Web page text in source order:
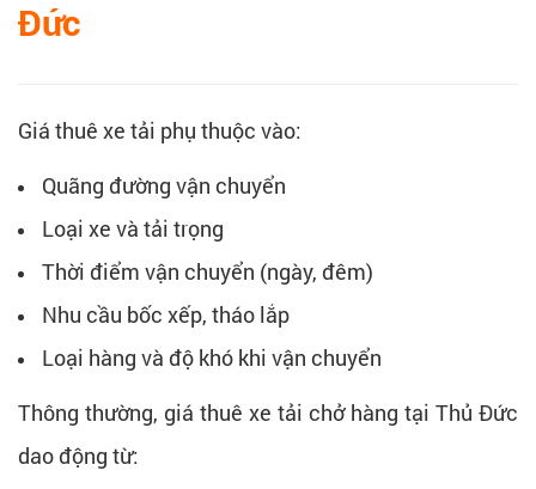
Đức
Giá thuê xe tải phụ thuộc vào:
Quãng đường vận chuyển
Loại xe và tải trọng
Thời điểm vận chuyển (ngày, đêm)
Nhu cầu bốc xếp, tháo lắp
Loại hàng và độ khó khi vận chuyển
Thông thường, giá thuê xe tải chở hàng tại Thủ Đức
dao động từ: